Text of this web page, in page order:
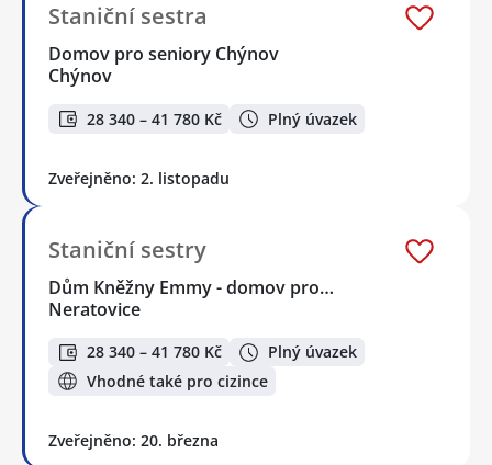
Staniční sestra
Domov pro seniory Chýnov
Chýnov
28 340 – 41 780 Kč Plný úvazek
Zveřejněno: 2. listopadu
Staniční sestry
Dům Kněžny Emmy - domov pro…
Neratovice
28 340 – 41 780 Kč
Plný úvazek
Vhodné také pro cizince
Zveřejněno: 20. března